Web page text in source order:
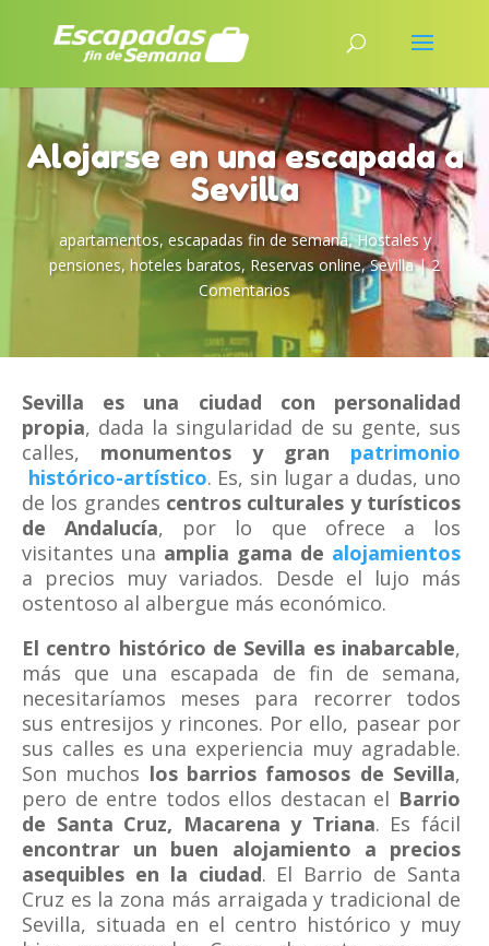
Alojarse en una escapada a
Sevilla
apartamentos, escapadas fin de semana,Hostales y
pensiones, hoteles baratos, Reservas online,Sevilla|2
Comentarios
Sevilla es una ciudad con personalidad
propia, dada la singularidad de su gente, sus
calles, monumentos y gran patrimonio
histórico-artístico. Es, sin lugar a dudas, uno
de los grandes centros culturales y turísticos
de Andalucía, por lo que ofrece a los
visitantes una amplia gama de alojamientos
a precios muy variados. Desde el lujo más
ostentoso al albergue más económico.
El centro histórico de Sevilla es inabarcable,
más que una escapada de fin de semana,
necesitaríamos meses para recorrer todos
sus entresijos y rincones. Por ello, pasear por
sus calles es una experiencia muy agradable.
Son muchos los barrios famosos de Sevilla,
pero de entre todos ellos destacan el Barrio
de Santa Cruz, Macarena y Triana. Es fácil
encontrar un buen alojamiento a precios
asequibles en la ciudad. El Barrio de Santa
Cruz es la zona más arraigada y tradicional de
Sevilla, situada en el centro histórico y muy